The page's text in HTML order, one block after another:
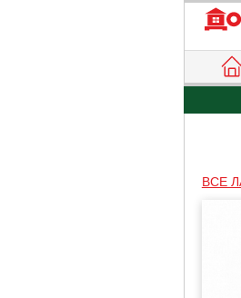
ВСЕ